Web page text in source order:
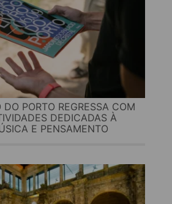
DO PORTO REGRESSA COM
DEDICADAS À
E PENSAMENTO